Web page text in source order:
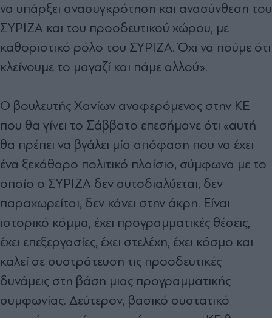
να υπάρξει ανασυγκρότηση και ανασύνθεση του
ΣΥΡΙΖΑ και του προοδευτικού χώρου, με
καθοριστικό ρόλο του ΣΥΡΙΖΑ. Όχι να πούμε ότι
κλείνουμε το μαγαζί και πάμε αλλού».
Ο βουλευτής Χανίων αναφερόμενος στην ΚΕ
που θα γίνει το Σάββατο επεσήμανε ότι «αυτή
θα πρέπει να βγάλει μία απόφαση που να έχει
ένα ξεκάθαρο πολιτικό πλαίσιο, σύμφωνα με το
οποίο ο ΣΥΡΙΖΑ δεν αυτοδιαλύεται, δεν
παραχωρείται, δεν κάνει στην άκρη. Είναι
ιστορικό κόμμα, έχει προγραμματικές θέσεις,
έχει επεξεργασίες, έχει στελέχη, έχει κόσμο και
καλεί σε συστράτευση τις προοδευτικές
δυνάμεις στη βάση μιας προγραμματικής
συμφωνίας. Δεύτερον, βασικό συστατικό